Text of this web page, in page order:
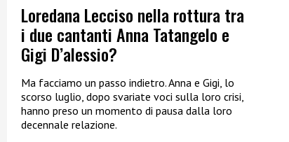
Loredana Lecciso nella rottura tra
i due cantanti Anna Tatangelo e
Gigi D’alessio?
Ma facciamo un passo indietro. Anna e Gigi, lo
scorso luglio, dopo svariate voci sulla loro crisi,
hanno preso un momento di pausa dalla loro
decennale relazione.